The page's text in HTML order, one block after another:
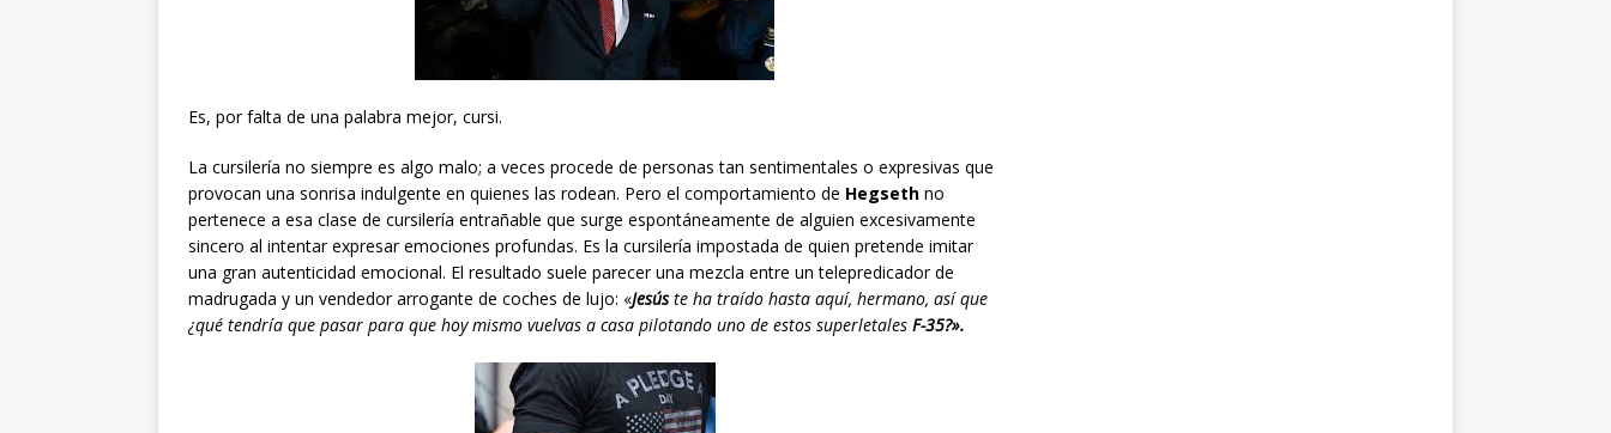
Es, por falta de una palabra mejor, cursi.
La cursilería no siempre es algo malo; a veces procede de personas tan sentimentales o expresivas que
provocan una sonrisa indulgente en quienes las rodean. Pero el comportamiento de Hegseth no
pertenece a esa clase de cursilería entrañable que surge espontáneamente de alguien excesivamente
sincero al intentar expresar emociones profundas. Es la cursilería impostada de quien pretende imitar
una gran autenticidad emocional. El resultado suele parecer una mezcla entre un telepredicador de
madrugada y un vendedor arrogante de coches de lujo: «Jesúste ha traído hasta aquí, hermano, así que
¿qué tendría que pasar para que hoy mismo vuelvas a casa pilotando uno de estos superletales F-35?».